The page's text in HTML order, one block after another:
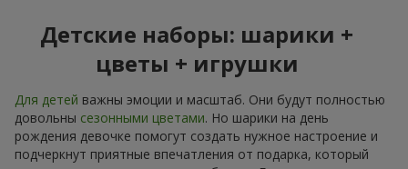
Детские наборы: шарики +
цветы + игрушки
Для детей важны эмоции и масштаб. Они будут полностью
довольны сезонными цветами. Но шарики на день
рождения девочке помогут создать нужное настроение и
подчеркнут приятные впечатления от подарка, который